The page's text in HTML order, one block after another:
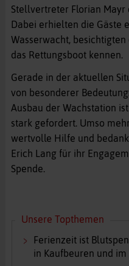
Stellvertreter Florian Mayr
Dabei erhielten die Gäste
Wasserwacht,
das Rettungsboot kennen.
Gerade in der aktuellen
von besonderer
Ausbau der Wachstation
stark gefordert. Umso
wertvolle Hilfe und
Erich Lang für ihr
Spende.
Unsere Topthemen
Ferienzeit ist
in Kaufbeuren und